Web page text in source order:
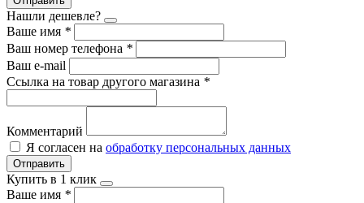
Нашли дешевле?
Ваше имя *
Ваш номер телефона *
Ваш e-mail
Ссылка на товар другого магазина *
Комментарий
Я согласен на обработку персональных данных
Отправить
Купить в 1 клик
Ваше имя *